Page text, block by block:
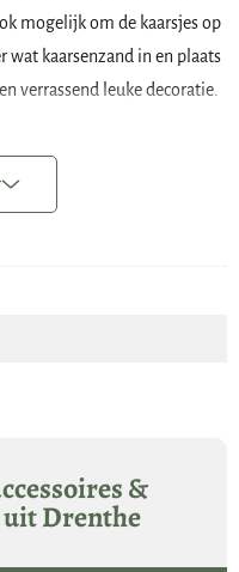
mogelijk om de kaarsjes op
wat kaarsenzand in en plaats
verrassend leuke decoratie.
&
Drenthe